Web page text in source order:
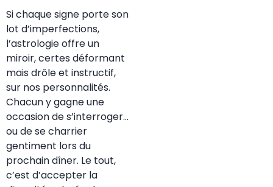
Si chaque signe porte son
lot d’imperfections,
l’astrologie offre un
miroir, certes déformant
mais drôle et instructif,
sur nos personnalités.
Chacun y gagne une
occasion de s’interroger…
ou de se charrier
gentiment lors du
prochain dîner. Le tout,
c’est d’accepter la